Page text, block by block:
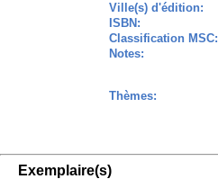
Ville(s) d'édition:
ISBN:
Classification MSC:
Notes:
Thèmes:
Exemplaire(s)